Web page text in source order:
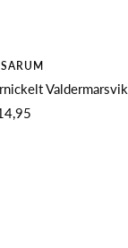
Valdermarsvik